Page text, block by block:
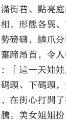
街巷、點亮
，形態各異
磅礴，鱗爪
蹄昂首，令
「這一天娃
頭、下碼頭，
在街心打開
。美女姐姐